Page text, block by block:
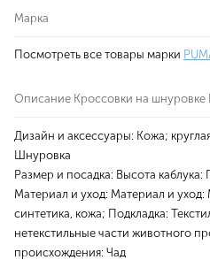
Марка
Посмотреть все товары марки
Описание Кроссовки на шнуровке
Дизайн и аксессуары: Кожа;
Шнуровка
Размер и посадка: Высота каблука:
Материал и уход: Материал и уход:
синтетика, кожа; Подкладка:
нетекстильные части животного
происхождения: Чад